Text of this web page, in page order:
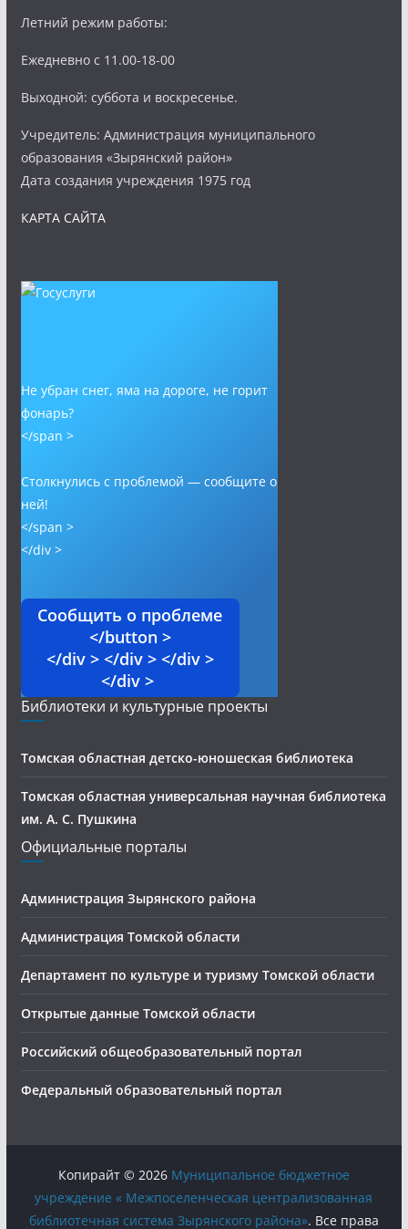
Летний режим работы:
Ежедневно с 11.00-18-00
Выходной: суббота и воскресенье.
Учредитель: Администрация муниципального
образования «Зырянский район»
Дата создания учреждения 1975 год
КАРТА САЙТА
Не убран снег, яма на дороге, не горит
фонарь?
</span >
Столкнулись с проблемой — сообщите о
ней!
</span >
</div >
Сообщить о проблеме
</button >
</div > </div > </div >
</div >
Библиотеки и культурные проекты
Томская областная детско-юношеская библиотека
Томская областная универсальная научная библиотека
им. А. С. Пушкина
Официальные порталы
Администрация Зырянского района
Администрация Томской области
Департамент по культуре и туризму Томской области
Открытые данные Томской области
Российский общеобразовательный портал
Федеральный образовательный портал
Копирайт © 2026 Муниципальное бюджетное
учреждение « Межпоселенческая централизованная
библиотечная система Зырянского района». Все права